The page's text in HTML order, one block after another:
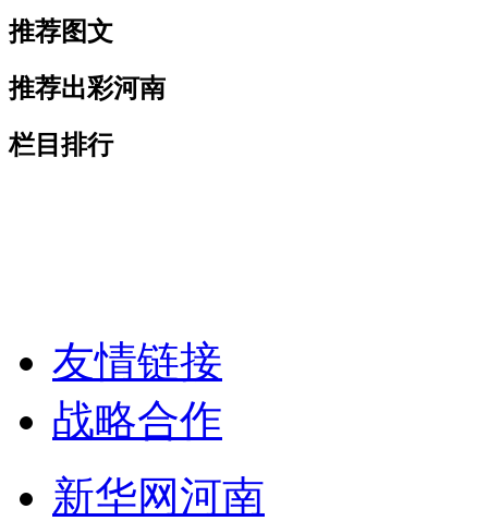
推荐图文
推荐出彩河南
栏目排行
友情链接
战略合作
新华网河南